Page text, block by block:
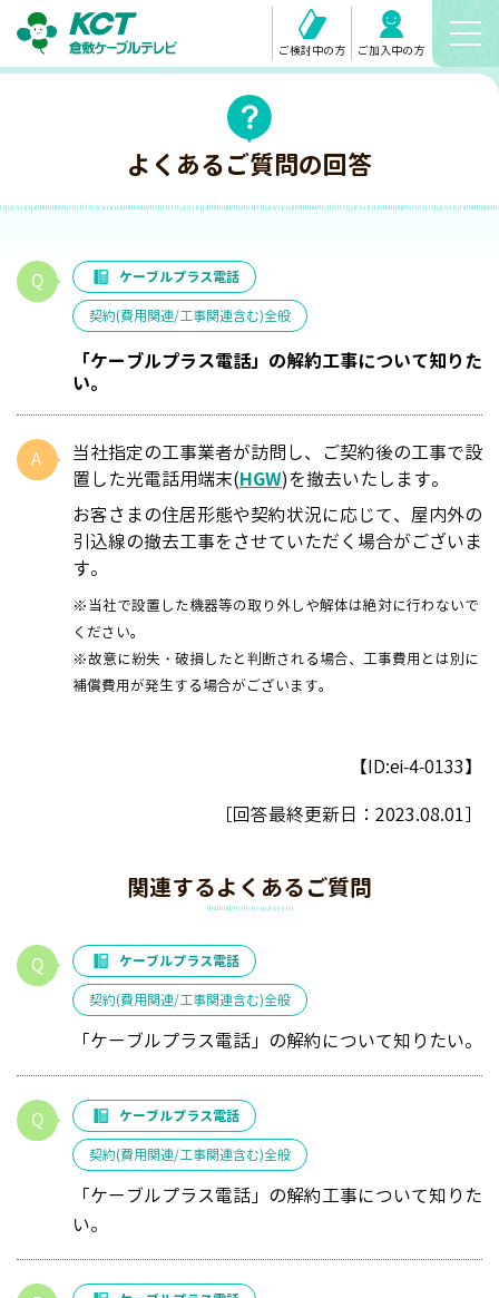
ご検討中の方 ご加入中の方
よくあるご質問の回答
ケーブルプラス電話
契約(費用関連/工事関連含む)全般
「ケーブルプラス電話」の解約工事について知りた
い。
当社指定の工事業者が訪問し、ご契約後の工事で設
置した光電話用端末(HGW)を撤去いたします。
お客さまの住居形態や契約状況に応じて、屋内外の
引込線の撤去工事をさせていただく場合がございま
す。
※当社で設置した機器等の取り外しや解体は絶対に行わないで
ください。
※故意に紛失・破損したと判断される場合、工事費用とは別に
補償費用が発生する場合がございます。
【ID:ei-4-0133】
［回答最終更新日： 2023.08.01］
関連するよくあるご質問
ケーブルプラス電話
契約(費用関連/工事関連含む)全般
「ケーブルプラス電話」の解約について知りたい。
ケーブルプラス電話
契約(費用関連/工事関連含む)全般
「ケーブルプラス電話」の解約工事について知りた
い。